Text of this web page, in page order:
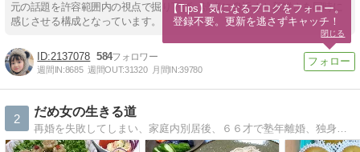
元の話題を許容範囲内の視点で掘り下げ、読者に身近さと新鮮さを同時に
感じさせる構成となっています。
2137078 584
週間IN:8685 週間OUT:31320 月間IN:39780
2
だめ女の生きる道
【Tips】気になるブログをフォロー。
登録不要。更新を逃さずキャッチ！
閉じる